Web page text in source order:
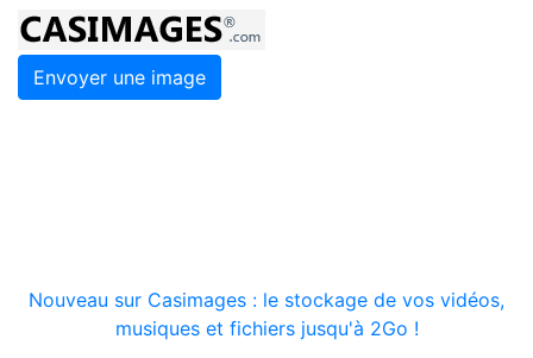
Envoyer une image
Nouveau sur Casimages : le stockage de vos vidéos,
musiques et fichiers jusqu'à 2Go !